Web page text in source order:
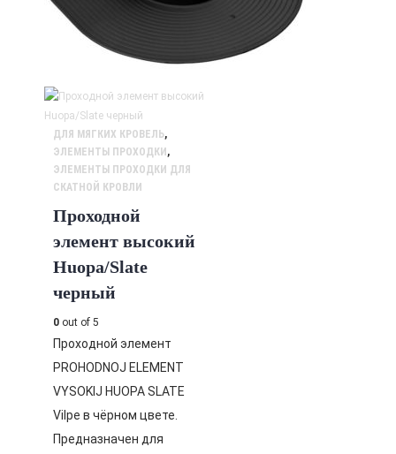
ДЛЯ МЯГКИХ КРОВЕЛЬ,
ЭЛЕМЕНТЫ ПРОХОДКИ,
ЭЛЕМЕНТЫ ПРОХОДКИ ДЛЯ
СКАТНОЙ КРОВЛИ
Проходной
элемент высокий
Huopa/Slate
черный
0 out of 5
Проходной элемент
PROHODNOJ ELEMENT
VYSOKIJ HUOPA SLATE
Vilpe в чёрном цвете.
Предназначен для